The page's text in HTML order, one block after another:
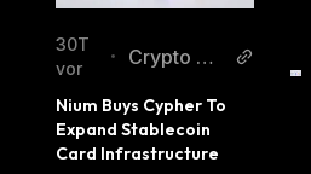
30T
vor
•
Crypto Ad
Nium Buys Cypher To
Expand Stablecoin
Card Infrastructure